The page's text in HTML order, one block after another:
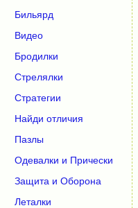
Бильярд
Видео
Бродилки
Стрелялки
Стратегии
Найди отличия
Пазлы
Одевалки и Прически
Защита и Оборона
Леталки